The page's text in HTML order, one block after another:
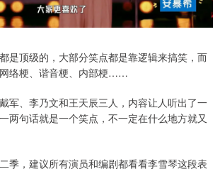
是顶级的，大部分笑点都是靠逻辑来搞笑，而
络梗、谐音梗、内部梗……
军、李乃文和王天辰三人，内容让人听出了一
两句话就是一个笑点，不一定在什么地方就又
季，建议所有演员和编剧都看看李雪琴这段表